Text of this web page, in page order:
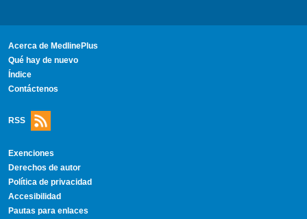
Acerca de MedlinePlus
Qué hay de nuevo
Índice
Contáctenos
RSS
Exenciones
Derechos de autor
Política de privacidad
Accesibilidad
Pautas para enlaces